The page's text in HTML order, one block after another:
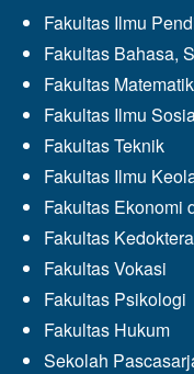
Fakultas Ilmu
Fakultas Bahasa,
Fakultas
Fakultas Ilmu
Fakultas Teknik
Fakultas Ilmu
Fakultas Ekonomi
Fakultas
Fakultas Vokasi
Fakultas Psikologi
Fakultas Hukum
Sekolah